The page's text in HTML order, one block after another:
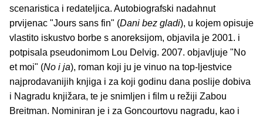
scenaristica i redateljica. Autobiografski nadahnut
prvijenac "Jours sans fin" (Dani bez gladi), u kojem opisuje
vlastito iskustvo borbe s anoreksijom, objavila je 2001. i
potpisala pseudonimom Lou Delvig. 2007. objavljuje "No
et moi" (No i ja), roman koji ju je vinuo na top-ljestvice
najprodavanijih knjiga i za koji godinu dana poslije dobiva
i Nagradu knjižara, te je snimljen i film u režiji Zabou
Breitman. Nominiran je i za Goncourtovu nagradu, kao i